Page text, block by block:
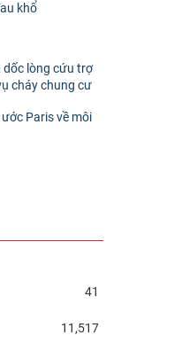
khổ
dốc lòng cứu trợ
cháy chung cư
Paris về môi
41
11,517